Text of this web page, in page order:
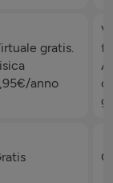
gratis.
anno